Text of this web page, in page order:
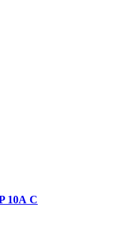
10А С